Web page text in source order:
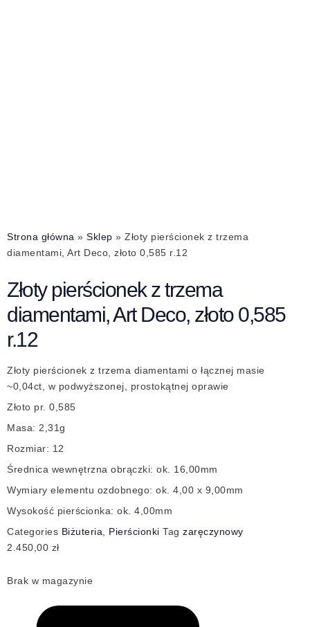
Strona główna » Sklep » Złoty pierścionek z trzema
diamentami, Art Deco, złoto 0,585 r.12
Złoty pierścionek z trzema
diamentami, Art Deco, złoto 0,585
r.12
Złoty pierścionek z trzema diamentami o łącznej masie
~0,04ct, w podwyższonej, prostokątnej oprawie
Złoto pr. 0,585
Masa: 2,31g
Rozmiar: 12
Średnica wewnętrzna obrączki: ok. 16,00mm
Wymiary elementu ozdobnego: ok. 4,00 x 9,00mm
Wysokość pierścionka: ok. 4,00mm
Categories Biżuteria Pierścionki Tag zaręczynowy
2.450,00 zł
Brak w magazynie